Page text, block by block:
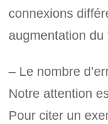
connexions
augmentation du
– Le nombre
Notre attention
Pour citer un